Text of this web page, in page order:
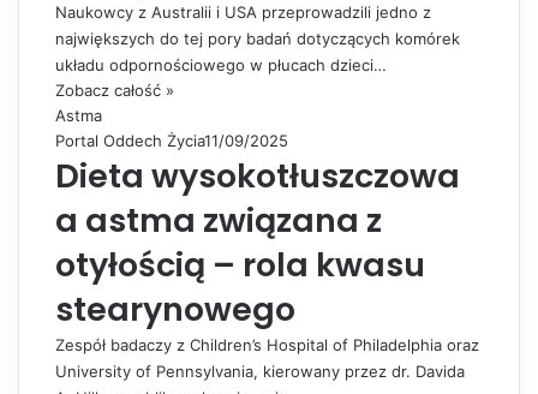
Naukowcy z Australii i USA przeprowadzili jedno z
największych do tej pory badań dotyczących komórek
układu odpornościowego w płucach dzieci…
Zobacz całość »
Astma
Portal Oddech Życia11/09/2025
Dieta wysokotłuszczowa
a astma związana z
otyłością – rola kwasu
stearynowego
Zespół badaczy z Children’s Hospital of Philadelphia oraz
University of Pennsylvania, kierowany przez dr. Davida